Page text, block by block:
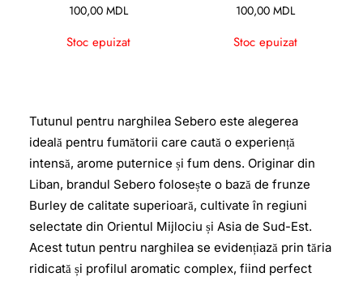
100,00 MDL
Stoc epuizat
100,00 MDL
Stoc epuizat
Tutunul pentru narghilea Sebero este alegerea
ideală pentru fumătorii care caută o experiență
intensă, arome puternice și fum dens. Originar din
Liban, brandul Sebero folosește o bază de frunze
Burley de calitate superioară, cultivate în regiuni
selectate din Orientul Mijlociu și Asia de Sud-Est.
Acest tutun pentru narghilea se evidențiază prin tăria
ridicată și profilul aromatic complex, fiind perfect